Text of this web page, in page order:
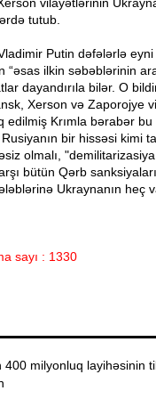
tutub.
Putin dəfələrlə eyni
“əsas ilkin səbəblərinin
dayandırıla bilər. O
Xerson və Zaporojye
edilmiş Krımla bərabər
bir hissəsi kimi
olmalı,
bütün Qərb
Ukraynanın heç
sayı : 1330
milyonluq layihəsinin